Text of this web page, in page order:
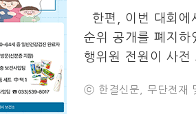
한편, 이번 대회에
순위 공개를 폐지
행위원 전원이 사전
ⓒ 한결신문, 무단전재